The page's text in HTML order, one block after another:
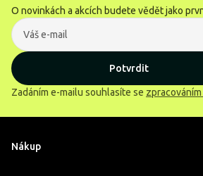
O novinkách a akcích budete vědět jako
Potvrdit
Zadáním e-mailu souhlasíte se
Nákup